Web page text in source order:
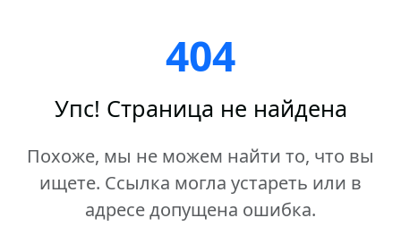
404
Упс! Страница не найдена
Похоже, мы не можем найти то, что вы
ищете. Ссылка могла устареть или в
адресе допущена ошибка.